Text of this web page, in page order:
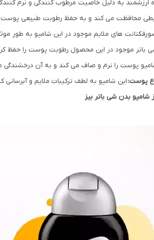
ارزشمند به دلیل خاصیت مرطوب کنندگی و نرم
محافظت می کند و به حفظ رطوبت طبیعی
های ملایم موجود در این شامپو به طور
باتر موجود در این محصول رطوبت پوست را حفظ
پوست را نرم و صاف می کند و به آن
پوست:این شامپو به لطف ترکیبات ملایم و
شامپو بدن شی باتر بیز